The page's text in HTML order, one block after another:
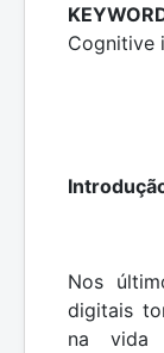
Cognitive
Nos
digitais
na vida